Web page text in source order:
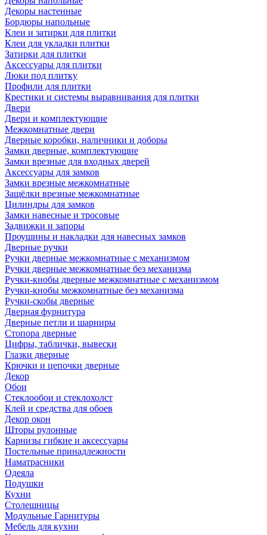
Декоры настенные
Бордюры напольные
Клеи и затирки для плитки
Клеи для укладки плитки
Затирки для плитки
Аксессуары для плитки
Люки под плитку
Профили для плитки
Крестики и системы выравнивания для плитки
Двери
Двери и комплектующие
Межкомнатные двери
Дверные коробки, наличники и доборы
Замки дверные, комплектующие
Замки врезные для входных дверей
Аксессуары для замков
Замки врезные межкомнатные
Защёлки врезные межкомнатные
Цилиндры для замков
Замки навесные и тросовые
Задвижки и запоры
Проушины и накладки для навесных замков
Дверные ручки
Ручки дверные межкомнатные с механизмом
Ручки дверные межкомнатные без механизма
Ручки-кнобы дверные межкомнатные с механизмом
Ручки-кнобы межкомнатные без механизма
Ручки-скобы дверные
Дверная фурнитура
Дверные петли и шарниры
Стопора дверные
Цифры, таблички, вывески
Глазки дверные
Крючки и цепочки дверные
Декор
Обои
Стеклообои и стеклохолст
Клей и средства для обоев
Декор окон
Шторы рулонные
Карнизы гибкие и аксессуары
Постельные принадлежности
Наматрасники
Одеяла
Подушки
Кухни
Столешницы
Модульные Гарнитуры
Мебель для кухни